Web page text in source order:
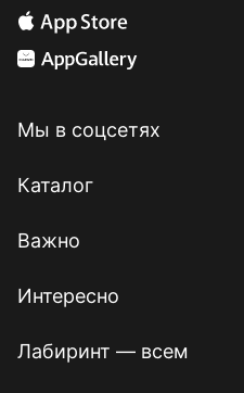
Мы в соцсетях
Каталог
Важно
Интересно
Лабиринт — всем